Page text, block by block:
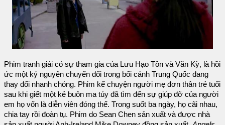
Phim tranh giải có sự tham gia của Lưu Hạo Tồn và Văn Kỳ, là hồi
ức một kỷ nguyên chuyển đổi trong bối cảnh Trung Quốc đang
thay đổi nhanh chóng. Phim kể chuyện người mẹ đơn thân trẻ tuổi
sau khi giết một kẻ buôn ma túy đã tìm đến sự giúp đỡ của người
em họ vốn là diễn viên đóng thế. Trong suốt ba ngày, họ cãi nhau,
chia tay rồi đoàn tụ. Phim do Sean Chen sản xuất và được nhà